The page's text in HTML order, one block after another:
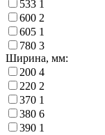
533 1
600 2
605 1
780 3
Ширина, мм:
200 4
220 2
370 1
380 6
390 1